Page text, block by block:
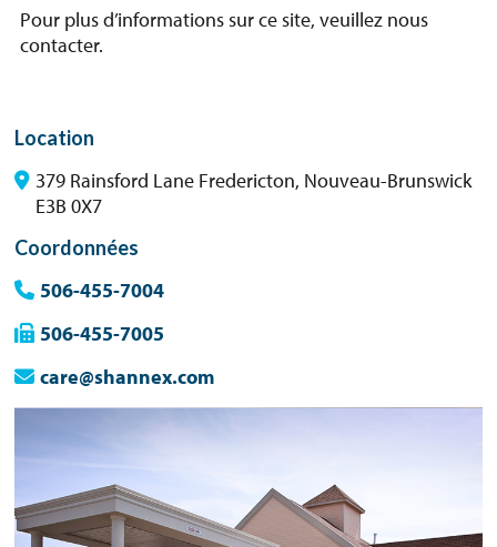
Pour plus d’informations sur ce site, veuillez nous
contacter.
Location
379 Rainsford Lane Fredericton, Nouveau-Brunswick
E3B 0X7
Coordonnées
506-455-7004
506-455-7005
care@shannex.com